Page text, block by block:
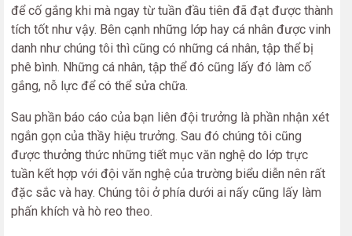
để cố gắng khi mà ngay từ tuần đầu tiên đã đạt được thành
tích tốt như vậy. Bên cạnh những lớp hay cá nhân được vinh
danh như chúng tôi thì cũng có những cá nhân, tập thể bị
phê bình. Những cá nhân, tập thể đó cũng lấy đó làm cố
gắng, nỗ lực để có thể sửa chữa.
Sau phần báo cáo của bạn liên đội trưởng là phần nhận xét
ngắn gọn của thầy hiệu trưởng. Sau đó chúng tôi cũng
được thưởng thức những tiết mục văn nghệ do lớp trực
tuần kết hợp với đội văn nghệ của trường biểu diễn nên rất
đặc sắc và hay. Chúng tôi ở phía dưới ai nấy cũng lấy làm
phấn khích và hò reo theo.